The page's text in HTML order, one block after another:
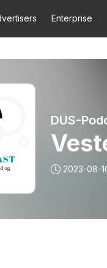
Enterprise
DUS-
2023-08-